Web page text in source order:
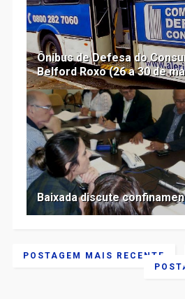
Ônibus de Defesa do
Belford Roxo (26 a 30 de
Baixada discute
POSTAGEM MAIS RECENTE